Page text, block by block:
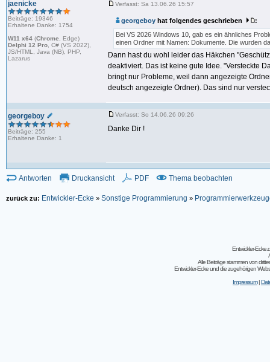
jaenicke
Beiträge: 19346
Erhaltene Danke: 1754
W11 x64 (Chrome , Edge)
Delphi 12 Pro , C# (VS 2022),
JS/HTML, Java (NB), PHP,
Lazarus
Verfasst: Sa 13.06.26 15:57
georgeboy hat folgendes geschrieben
:
Bei VS 2026 Windows 10, gab es ein ähnliches
einen Ordner mit Namen: Dokumente. Die wurden
Dann hast du wohl leider das Häkchen
deaktiviert. Das ist keine gute Idee. "Versteckte
bringt nur Probleme, weil dann angezeigte
deutsch angezeigte Ordner). Das sind nur
georgeboy
Beiträge: 255
Erhaltene Danke: 1
Verfasst: So 14.06.26 09:26
Danke Dir !
Antworten Druckansicht PDF Thema beobachten
zurück zu: Entwickler-Ecke » Sonstige Programmierung »
Entwickler-
Alle Beiträge stammen von
Entwickler-Ecke und die zugehörigen
Impressum|